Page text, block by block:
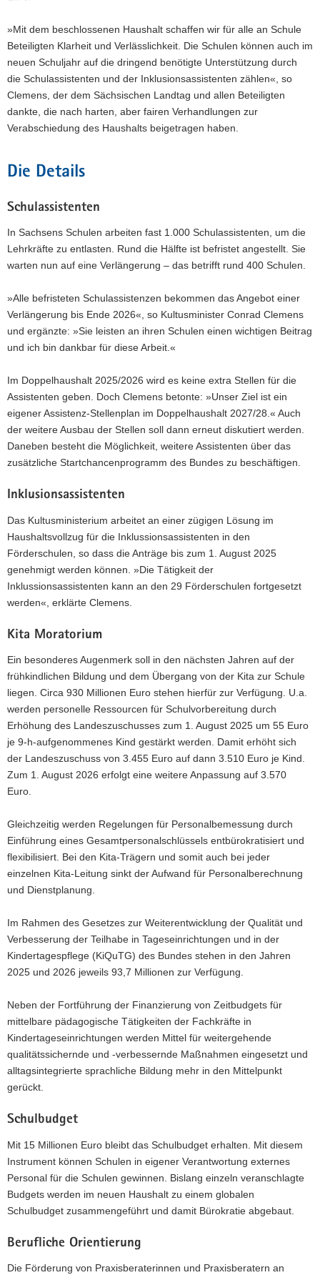
»Mit dem beschlossenen Haushalt schaffen wir für alle an Schule
Beteiligten Klarheit und Verlässlichkeit. Die Schulen können auch im
neuen Schuljahr auf die dringend benötigte Unterstützung durch
die Schulassistenten und der Inklusionsassistenten zählen«, so
Clemens, der dem Sächsischen Landtag und allen Beteiligten
dankte, die nach harten, aber fairen Verhandlungen zur
Verabschiedung des Haushalts beigetragen haben.
Die Details
Schulassistenten
In Sachsens Schulen arbeiten fast 1.000 Schulassistenten, um die
Lehrkräfte zu entlasten. Rund die Hälfte ist befristet angestellt. Sie
warten nun auf eine Verlängerung – das betrifft rund 400 Schulen.
»Alle befristeten Schulassistenzen bekommen das Angebot einer
Verlängerung bis Ende 2026«, so Kultusminister Conrad Clemens
und ergänzte: »Sie leisten an ihren Schulen einen wichtigen Beitrag
und ich bin dankbar für diese Arbeit.«
Im Doppelhaushalt 2025/2026 wird es keine extra Stellen für die
Assistenten geben. Doch Clemens betonte: »Unser Ziel ist ein
eigener Assistenz-Stellenplan im Doppelhaushalt 2027/28.« Auch
der weitere Ausbau der Stellen soll dann erneut diskutiert werden.
Daneben besteht die Möglichkeit, weitere Assistenten über das
zusätzliche Startchancenprogramm des Bundes zu beschäftigen.
Inklusionsassistenten
Das Kultusministerium arbeitet an einer zügigen Lösung im
Haushaltsvollzug für die Inklussionsassistenten in den
Förderschulen, so dass die Anträge bis zum 1. August 2025
genehmigt werden können. »Die Tätigkeit der
Inklussionsassistenten kann an den 29 Förderschulen fortgesetzt
werden«, erklärte Clemens.
Kita Moratorium
Ein besonderes Augenmerk soll in den nächsten Jahren auf der
frühkindlichen Bildung und dem Übergang von der Kita zur Schule
liegen. Circa 930 Millionen Euro stehen hierfür zur Verfügung. U.a.
werden personelle Ressourcen für Schulvorbereitung durch
Erhöhung des Landeszuschusses zum 1. August 2025 um 55 Euro
je 9-h-aufgenommenes Kind gestärkt werden. Damit erhöht sich
der Landeszuschuss von 3.455 Euro auf dann 3.510 Euro je Kind.
Zum 1. August 2026 erfolgt eine weitere Anpassung auf 3.570
Euro.
Gleichzeitig werden Regelungen für Personalbemessung durch
Einführung eines Gesamtpersonalschlüssels entbürokratisiert und
flexibilisiert. Bei den Kita-Trägern und somit auch bei jeder
einzelnen Kita-Leitung sinkt der Aufwand für Personalberechnung
und Dienstplanung.
Im Rahmen des Gesetzes zur Weiterentwicklung der Qualität und
Verbesserung der Teilhabe in Tageseinrichtungen und in der
Kindertagespflege (KiQuTG) des Bundes stehen in den Jahren
2025 und 2026 jeweils 93,7 Millionen zur Verfügung.
Neben der Fortführung der Finanzierung von Zeitbudgets für
mittelbare pädagogische Tätigkeiten der Fachkräfte in
Kindertageseinrichtungen werden Mittel für weitergehende
qualitätssichernde und -verbessernde Maßnahmen eingesetzt und
alltagsintegrierte sprachliche Bildung mehr in den Mittelpunkt
gerückt.
Schulbudget
Mit 15 Millionen Euro bleibt das Schulbudget erhalten. Mit diesem
Instrument können Schulen in eigener Verantwortung externes
Personal für die Schulen gewinnen. Bislang einzeln veranschlagte
Budgets werden im neuen Haushalt zu einem globalen
Schulbudget zusammengeführt und damit Bürokratie abgebaut.
Berufliche Orientierung
Die Förderung von Praxisberaterinnen und Praxisberatern an